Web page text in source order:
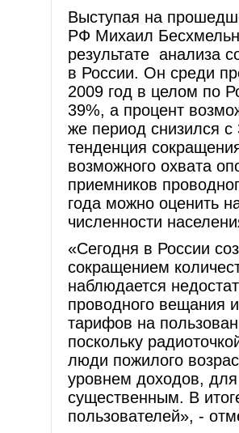
Выступая на
РФ Михаил
результате анализа
в России. Он среди
2009 год в целом по
39%, а процент
же период снизился
тенденция
возможного охвата
приемников
года можно оценить
численности
«Сегодня в России
сокращением
наблюдается
проводного вещания
тарифов на
поскольку
люди пожилого
уровнем доходов, для
существенным. В
пользователей», -